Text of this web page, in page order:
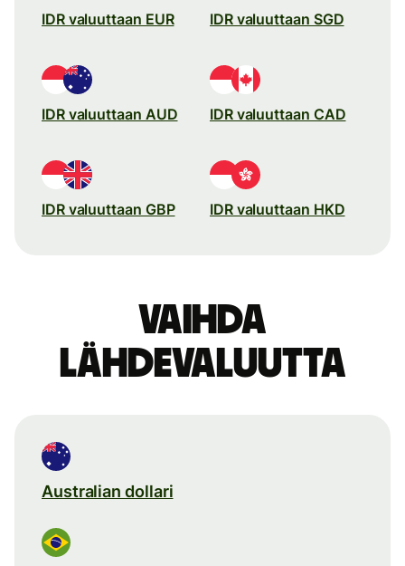
IDR valuuttaan EUR IDR valuuttaan SGD
IDR valuuttaan AUD IDR valuuttaan CAD
IDR valuuttaan GBP IDR valuuttaan HKD
Vaihda
lähdevaluutta
Australian dollari